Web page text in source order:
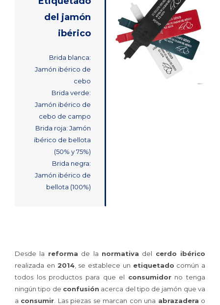
del jamón
ibérico
Brida blanca:
Jamón ibérico de
cebo
Brida verde:
Jamón ibérico de
cebo de campo
Brida roja: Jamón
ibérico de bellota
(50% y 75%)
Brida negra:
Jamón ibérico de
bellota (100%)
Desde la reforma de la normativa del cerdo ibérico
realizada en 2014, se establece un etiquetado común a
todos los productos para que el consumidorno tenga
ningún tipo de confusión acerca del tipo de jamón que va
a consumir . Las piezas se marcan con una abrazadera o